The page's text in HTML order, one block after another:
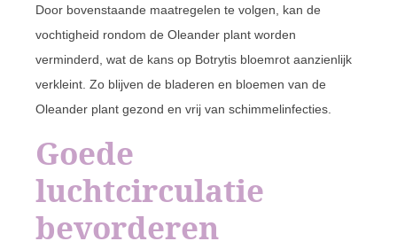
Door bovenstaande maatregelen te volgen, kan de
vochtigheid rondom de Oleander plant worden
verminderd, wat de kans op Botrytis bloemrot aanzienlijk
verkleint. Zo blijven de bladeren en bloemen van de
Oleander plant gezond en vrij van schimmelinfecties.
Goede
luchtcirculatie
bevorderen